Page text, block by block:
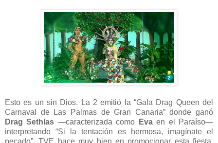
Esto es un sin Dios. La 2 emitió la “Gala Drag Queen del
Carnaval de Las Palmas de Gran Canaria” donde ganó
Drag Sethlas —caracterizada como Evaen el Paraíso—
interpretando “Si la tentación es hermosa, imagínate el
pecado”. TVE hace muy bien en promocionar esta fiesta,